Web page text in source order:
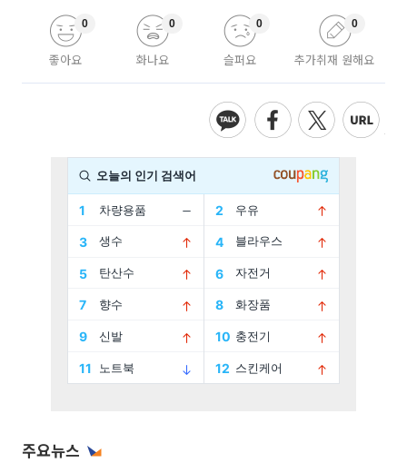
좋아요
0
화나요
0
슬퍼요
0
추가취재 원해요
0
주요뉴스